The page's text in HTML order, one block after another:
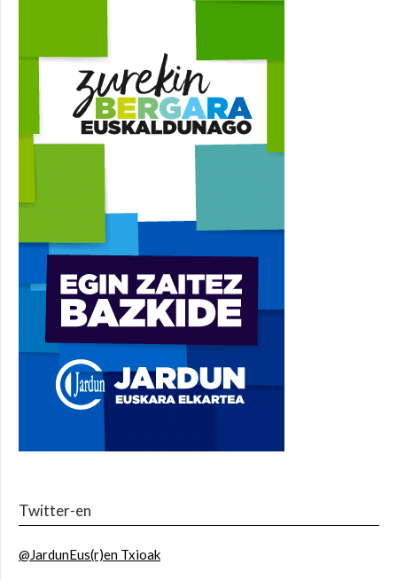
Twitter-en
@JardunEus(r)en Txioak